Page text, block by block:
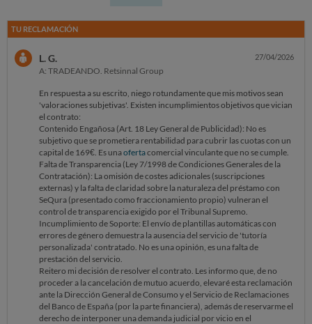
TU RECLAMACIÓN
L. G.
A: TRADEANDO. Retsinnal Group
27/04/2026
En respuesta a su escrito, niego rotundamente que mis motivos sean
'valoraciones subjetivas'. Existen incumplimientos objetivos que vician
el contrato:
Contenido Engañosa (Art. 18 Ley General de Publicidad): No es
subjetivo que se prometiera rentabilidad para cubrir las cuotas con un
capital de 169€. Es unaofertacomercial vinculante que no se cumple.
Falta de Transparencia (Ley 7/1998 de Condiciones Generales de la
Contratación): La omisión de costes adicionales (suscripciones
externas) y la falta de claridad sobre la naturaleza del préstamo con
SeQura (presentado como fraccionamiento propio) vulneran el
control de transparencia exigido por el Tribunal Supremo.
Incumplimiento de Soporte: El envío de plantillas automáticas con
errores de género demuestra la ausencia del servicio de 'tutoría
personalizada' contratado. No es una opinión, es una falta de
prestación del servicio.
Reitero mi decisión de resolver el contrato. Les informo que, de no
proceder a la cancelación de mutuo acuerdo, elevaré esta reclamación
ante la Dirección General de Consumo y el Servicio de Reclamaciones
del Banco de España (por la parte financiera), además de reservarme el
derecho de interponer una demanda judicial por vicio en el